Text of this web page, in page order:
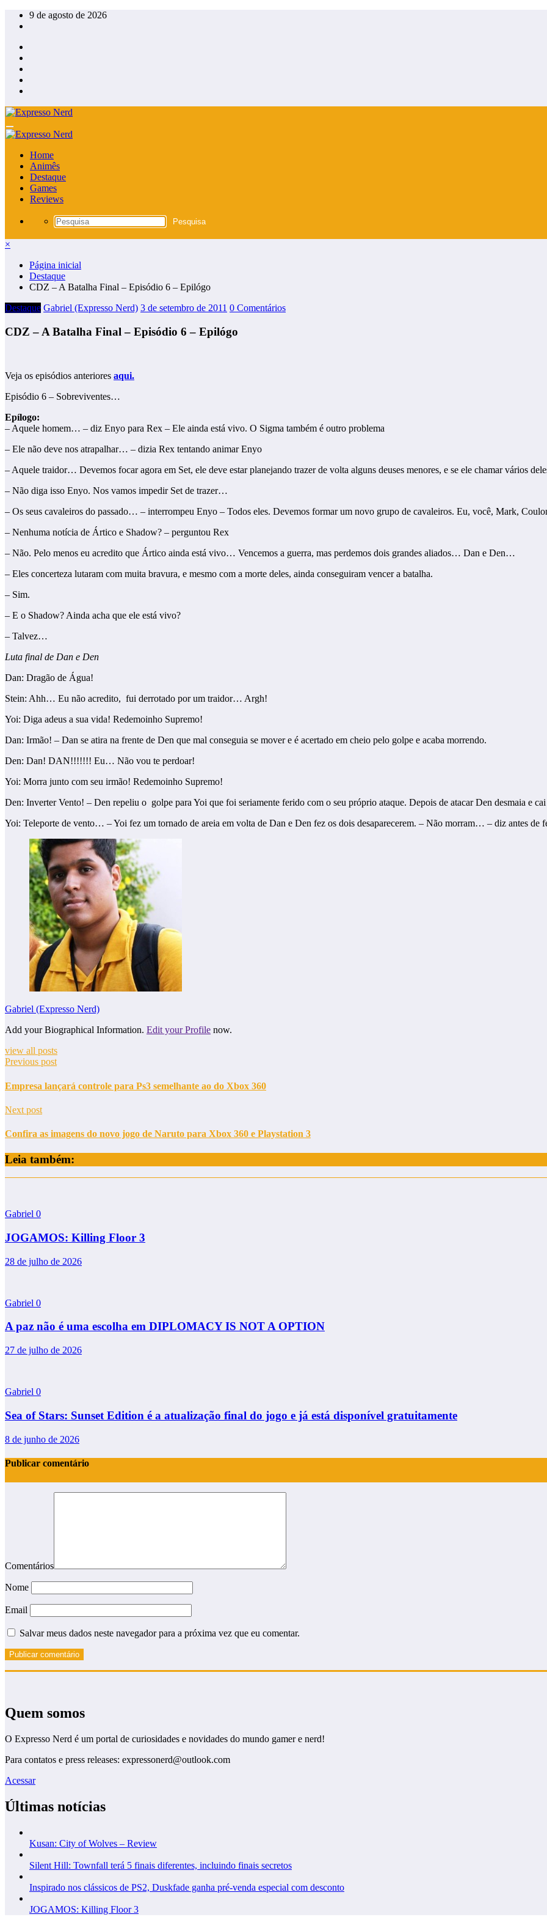
Pular
para
conteúdo
9 de agosto de 2026
Home
Animês
Destaque
Games
Reviews
×
Página inicial
Destaque
CDZ – A Batalha Final – Episódio 6 – Epilógo
Destaque Gabriel (Expresso Nerd) 3 de setembro de 2011 0 Comentários
CDZ – A Batalha Final – Episódio 6 – Epilógo
Veja os episódios anteriores aqui.
Episódio 6 – Sobreviventes…
Epílogo:
– Aquele homem… – diz Enyo para Rex – Ele ainda está vivo. O Sigma também é outro problema
– Ele não deve nos atrapalhar… – dizia Rex tentando animar Enyo
– Aquele traidor… Devemos focar agora em Set, ele deve estar planejando trazer de volta alguns deuses menores, e se ele chamar vários
– Não diga isso Enyo. Nos vamos impedir Set de trazer…
– Os seus cavaleiros do passado… – interrompeu Enyo – Todos eles. Devemos formar um novo grupo de cavaleiros. Eu, você, Mark,
– Nenhuma notícia de Ártico e Shadow? – perguntou Rex
– Não. Pelo menos eu acredito que Ártico ainda está vivo… Vencemos a guerra, mas perdemos dois grandes aliados… Dan e Den…
– Eles concerteza lutaram com muita bravura, e mesmo com a morte deles, ainda conseguiram vencer a batalha.
– Sim.
– E o Shadow? Ainda acha que ele está vivo?
– Talvez…
Luta final de Dan e Den
Dan: Dragão de Água!
Stein: Ahh… Eu não acredito, fui derrotado por um traidor… Argh!
Yoi: Diga adeus a sua vida! Redemoinho Supremo!
Dan: Irmão! – Dan se atira na frente de Den que mal conseguia se mover e é acertado em cheio pelo golpe e acaba morrendo.
Den: Dan! DAN!!!!!!! Eu… Não vou te perdoar!
Yoi: Morra junto com seu irmão! Redemoinho Supremo!
Den: Inverter Vento! – Den repeliu o golpe para Yoi que foi seriamente ferido com o seu próprio ataque. Depois de atacar Den desmaia e
Yoi: Teleporte de vento… – Yoi fez um tornado de areia em volta de Dan e Den fez os dois desaparecerem. – Não morram… – diz antes de
Gabriel (Expresso Nerd)
Add your Biographical Information. Edit your Profile now.
view all posts
Previous post
Empresa lançará controle para Ps3 semelhante ao do Xbox 360
Next post
Confira as imagens do novo jogo de Naruto para Xbox 360 e Playstation 3
Leia também:
Gabriel 0
JOGAMOS: Killing Floor 3
28 de julho de 2026
Gabriel 0
A paz não é uma escolha em DIPLOMACY IS NOT A OPTION
27 de julho de 2026
Gabriel 0
Sea of Stars: Sunset Edition é a atualização final do jogo e já está disponível gratuitamente
8 de junho de 2026
Publicar comentário
Comentários
Nome
Email
Salvar meus dados neste navegador para a próxima vez que eu comentar.
Quem somos
O Expresso Nerd é um portal de curiosidades e novidades do mundo gamer e nerd!
Para contatos e press releases: expressonerd@outlook.com
Acessar
Últimas notícias
Kusan: City of Wolves – Review
Silent Hill: Townfall terá 5 finais diferentes, incluindo finais secretos
Inspirado nos clássicos de PS2, Duskfade ganha pré-venda especial com desconto
JOGAMOS: Killing Floor 3